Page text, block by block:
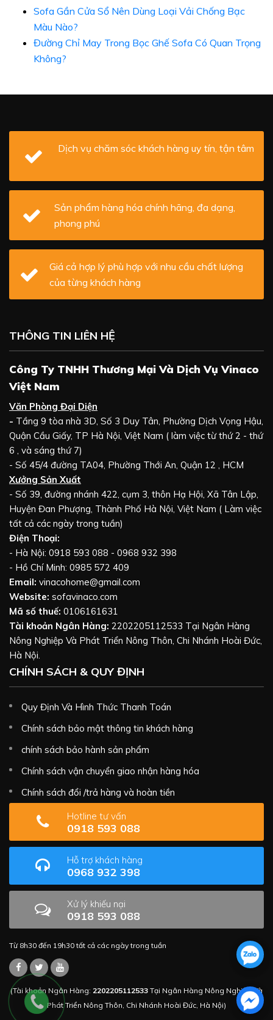
Sofa Gần Cửa Sổ Nên Dùng Loại Vải Chống Bạc
Màu Nào?
Đường Chỉ May Trong Bọc Ghế Sofa Có Quan Trọng
Không?
Dịch vụ chăm sóc khách hàng uy tín, tận tâm
Sản phẩm hàng hóa chính hãng, đa dạng,
phong phú
Giá cả hợp lý phù hợp với nhu cầu chất lượng
của từng khách hàng
THÔNG TIN LIÊN HỆ
Công Ty TNHH Thương Mại Và Dịch Vụ Vinaco
Việt Nam
Văn Phòng Đại Diện
- Tầng 9 tòa nhà 3D, Số 3 Duy Tân, Phường Dịch Vọng Hậu,
Quận Cầu Giấy, TP Hà Nội, Việt Nam ( làm việc từ thứ 2 - thứ
6 , và sáng thứ 7)
- Số 45/4 đường TA04, Phường Thới An, Quận 12 , HCM
Xưởng Sản Xuất
- Số 39, đường nhánh 422, cụm 3, thôn Hạ Hội, Xã Tân Lập,
Huyện Đan Phượng, Thành Phố Hà Nội, Việt Nam ( Làm việc
tất cả các ngày trong tuần)
Điện Thoại:
- Hà Nội: 0918 593 088 - 0968 932 398
- Hồ Chí Minh: 0985 572 409
Email: vinacohome@gmail.com
Website: sofavinaco.com
Mã số thuế: 0106161631
Tài khoản Ngân Hàng: 2202205112533 Tại Ngân Hàng
Nông Nghiệp Và Phát Triển Nông Thôn, Chi Nhánh Hoài Đức,
Hà Nội.
CHÍNH SÁCH & QUY ĐỊNH
Quy Định Và Hình Thức Thanh Toán
Chính sách bảo mật thông tin khách hàng
chính sách bảo hành sản phẩm
Chính sách vận chuyển giao nhận hàng hóa
Chính sách đổi /trả hàng và hoàn tiền
Hotline tư vấn
0918 593 088
Hỗ trợ khách hàng
0968 932 398
Xử lý khiếu nại
0918 593 088
Từ 8h30 đến 19h30 tất cả các ngày trong tuần
(Tài khoản Ngân Hàng: 2202205112533 Tại Ngân Hàng Nông Nghiệp Và
Phát Triển Nông Thôn, Chi Nhánh Hoài Đức, Hà Nội)